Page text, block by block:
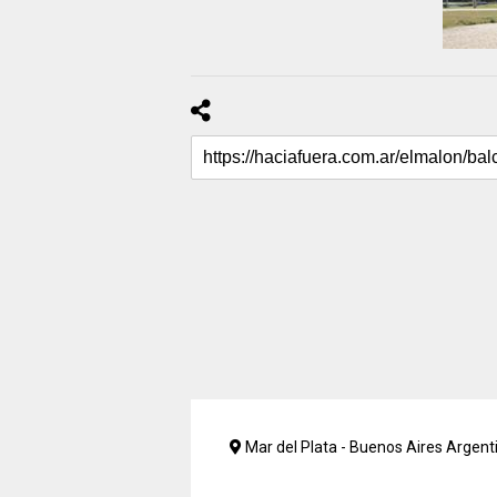
Mar del Plata - Buenos Aires